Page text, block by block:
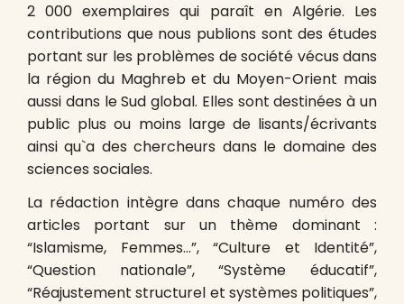
2 000 exemplaires qui paraît en Algérie. Les
contributions que nous publions sont des études
portant sur les problèmes de société vécus dans
la région du Maghreb et du Moyen-Orient mais
aussi dans le Sud global. Elles sont destinées à un
public plus ou moins large de lisants/écrivants
ainsi qu`a des chercheurs dans le domaine des
sciences sociales.
La rédaction intègre dans chaque numéro des
articles portant sur un thème dominant :
“Islamisme, Femmes…”, “Culture et Identité”,
“Question nationale”, “Système éducatif”,
“Réajustement structurel et systèmes politiques”,